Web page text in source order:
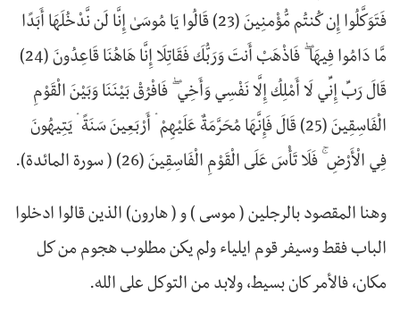
فَتَوَكَّلُوا إِن كُنتُم مُّؤْمِنِينَ (23) قَالُوا يَا مُوسَىٰ إِنَّا لَن نَّدْخُلَهَا أَبَدًا
مَّا دَامُوا فِيهَا ۖ فَاذْهَبْ أَنتَ وَرَبُّكَ فَقَاتِلَا إِنَّا هَاهُنَا قَاعِدُونَ (24)
قَالَ رَبِّ إِنِّي لَا أَمْلِكُ إِلَّا نَفْسِي وَأَخِي ۖ فَافْرُقْ بَيْنَنَا وَبَيْنَ الْقَوْمِ
الْفَاسِقِينَ (25) قَالَ فَإِنَّهَا مُحَرَّمَةٌ عَلَيْهِمْ ۛ أَرْبَعِينَ سَنَةً ۛ يَتِيهُونَ
فِي الْأَرْضِ ۚ فَلَا تَأْسَ عَلَى الْقَوْمِ الْفَاسِقِينَ (26) ( سورة المائدة).
وهنا المقصود بالرجلين ( موسى ) و ( هارون) الذين قالوا ادخلوا
الباب فقط وسيفر قوم ايلياء ولم يكن مطلوب هجوم من كل
مكان، فالأمر كان بسيط، ولابد من التوكل على الله.